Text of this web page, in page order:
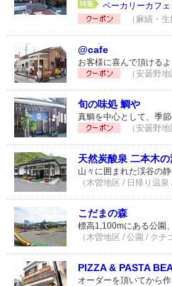
ベーカリーカフ
（麻績・
@cafe
お客様に喜んで頂ける
（安曇野
旬の味処 鯛や
真鯛を中心として、季
（安曇野
天然炭酸泉 二本木の
山々に囲まれた渓谷の
（木曽地区 / 日帰り温泉
こだまの森
標高1,100mにある公園
（木曽地区 / 公園 / クチ
PIZZA & PASTA
オーダーを頂いてから